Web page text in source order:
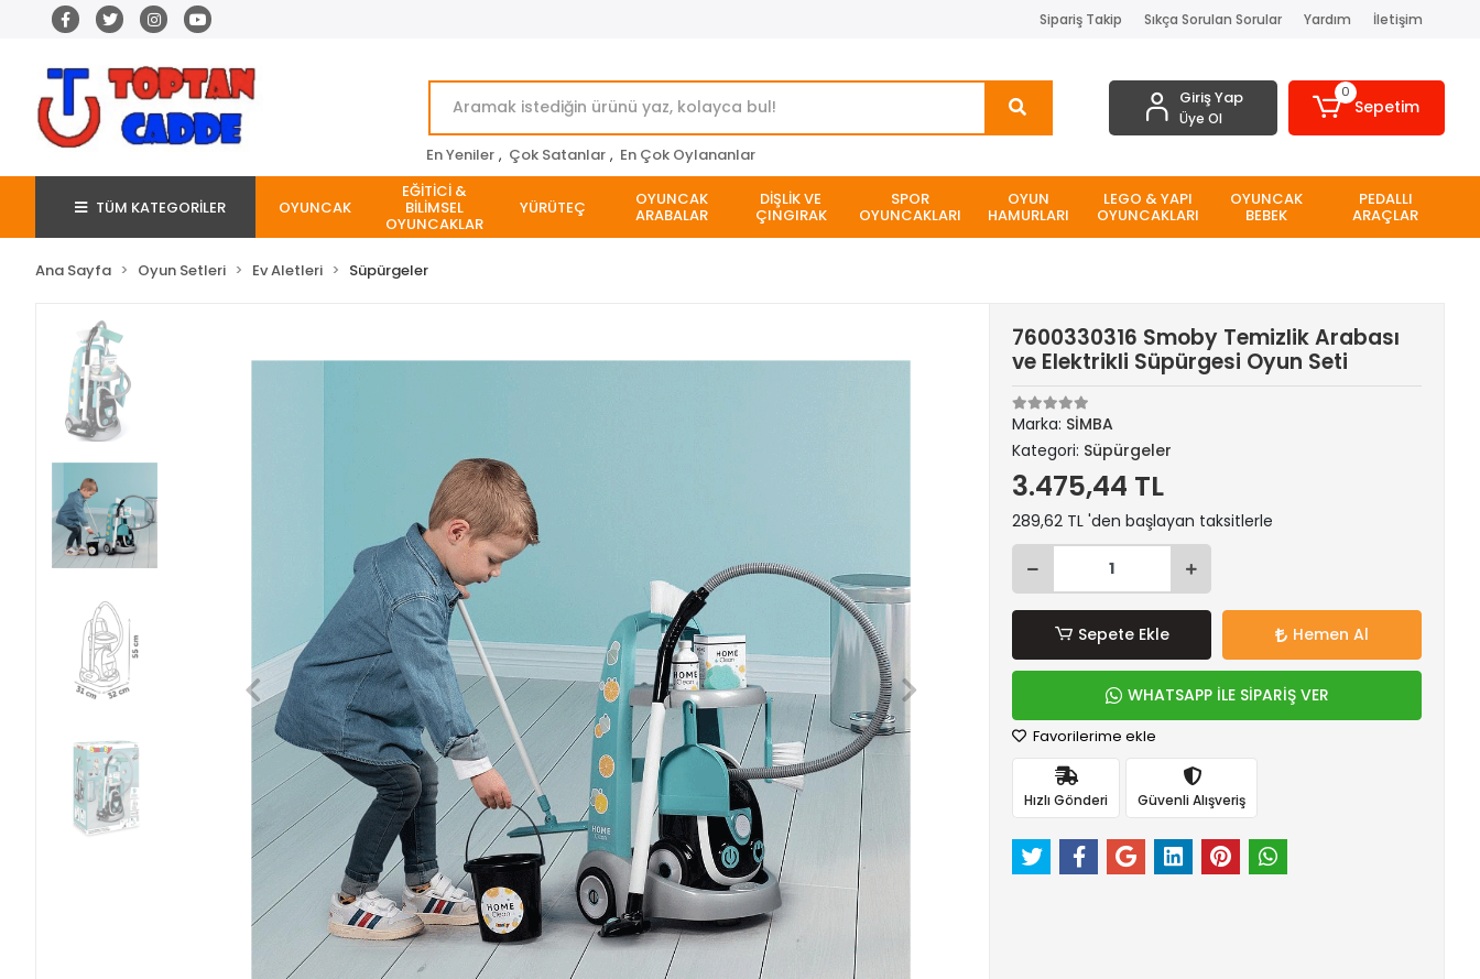
Sipariş Takip Sıkça Sorulan Sorular Yardım İletişim
En Yeniler , Çok Satanlar , En Çok Oylananlar
Giriş Yap
Üye Ol
0
Sepetim
TÜM KATEGORİLER OYUNCAK
EĞİTİCİ &
BİLİMSEL
OYUNCAKLAR
YÜRÜTEÇ OYUNCAK
ARABALAR
DİŞLİK VE
ÇINGIRAK
SPOR
OYUNCAKLARI
OYUN
HAMURLARI
LEGO & YAPI
OYUNCAKLARI
OYUNCAK
BEBEK
PEDALLI
ARAÇLAR
Ana Sayfa Oyun Setleri Ev Aletleri Süpürgeler
7600330316 Smoby Temizlik Arabası
ve Elektrikli Süpürgesi Oyun Seti
Marka: SİMBA
Kategori: Süpürgeler
3.475,44 TL
289,62 TL 'den başlayan taksitlerle
Sepete Ekle Hemen Al
WHATSAPP İLE SİPARİŞ VER
Favorilerime ekle
Hızlı Gönderi Güvenli Alışveriş